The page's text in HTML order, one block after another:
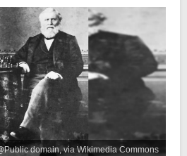
domain, via Wikimedia Commons